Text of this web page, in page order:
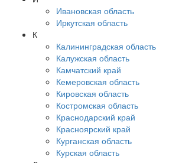
Ивановская область
Иркутская область
К
Калининградская область
Калужская область
Камчатский край
Кемеровская область
Кировская область
Костромская область
Краснодарский край
Красноярский край
Курганская область
Курская область